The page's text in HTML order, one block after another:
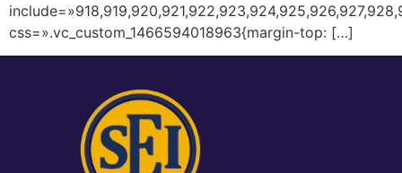
css=».vc_custom_1466594018963{margin-top: […]